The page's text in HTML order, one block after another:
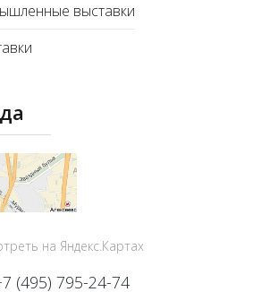
выставки
на Яндекс.Картах
(495) 795-24-74